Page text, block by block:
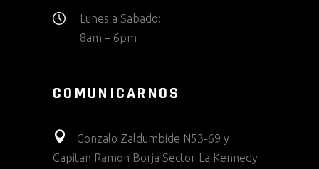
Lunes a Sabado:
8am – 6pm
COMUNICARNOS
Gonzalo Zaldumbide N53-69 y
Capitan Ramon Borja Sector La Kennedy